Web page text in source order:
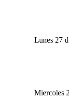
Lunes 27
Miercoles